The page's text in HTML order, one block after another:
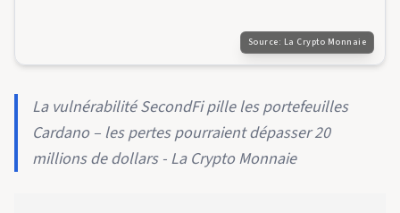
Source: La Crypto Monnaie
La vulnérabilité SecondFi pille les portefeuilles
Cardano – les pertes pourraient dépasser 20
millions de dollars - La Crypto Monnaie